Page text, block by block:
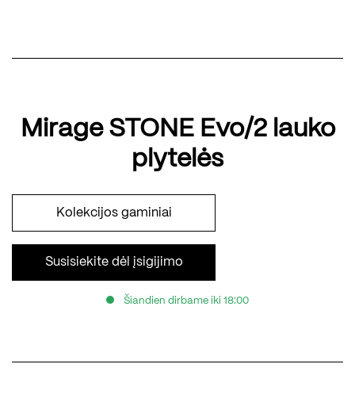
Mirage STONE Evo/2 lauko
plytelės
Kolekcijos gaminiai
Susisiekite dėl įsigijimo
Šiandien dirbame iki 18:00